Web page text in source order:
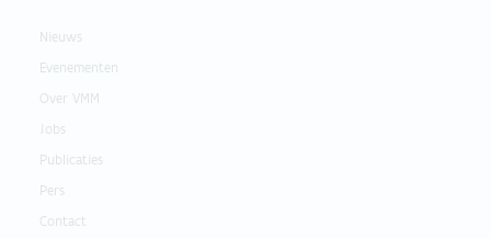
Nieuws
Evenementen
Over VMM
Jobs
Publicaties
Pers
Contact